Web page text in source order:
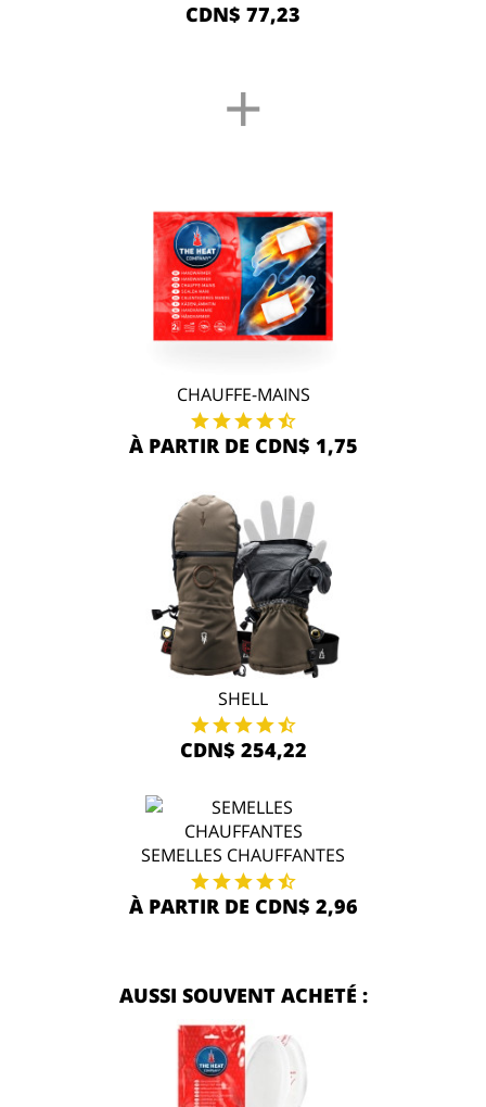
CDN$ 77,23
+
CHAUFFE-MAINS
À PARTIR DE CDN$ 1,75
SHELL
CDN$ 254,22
SEMELLES CHAUFFANTES
À PARTIR DE CDN$ 2,96
AUSSI SOUVENT ACHETÉ :